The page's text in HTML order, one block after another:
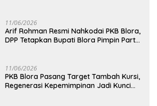
11/06/2026
Arif Rohman Resmi Nahkodai PKB Blora,
DPP Tetapkan Bupati Blora Pimpin Partai
11/06/2026
PKB Blora Pasang Target Tambah Kursi,
Regenerasi Kepemimpinan Jadi Kunci